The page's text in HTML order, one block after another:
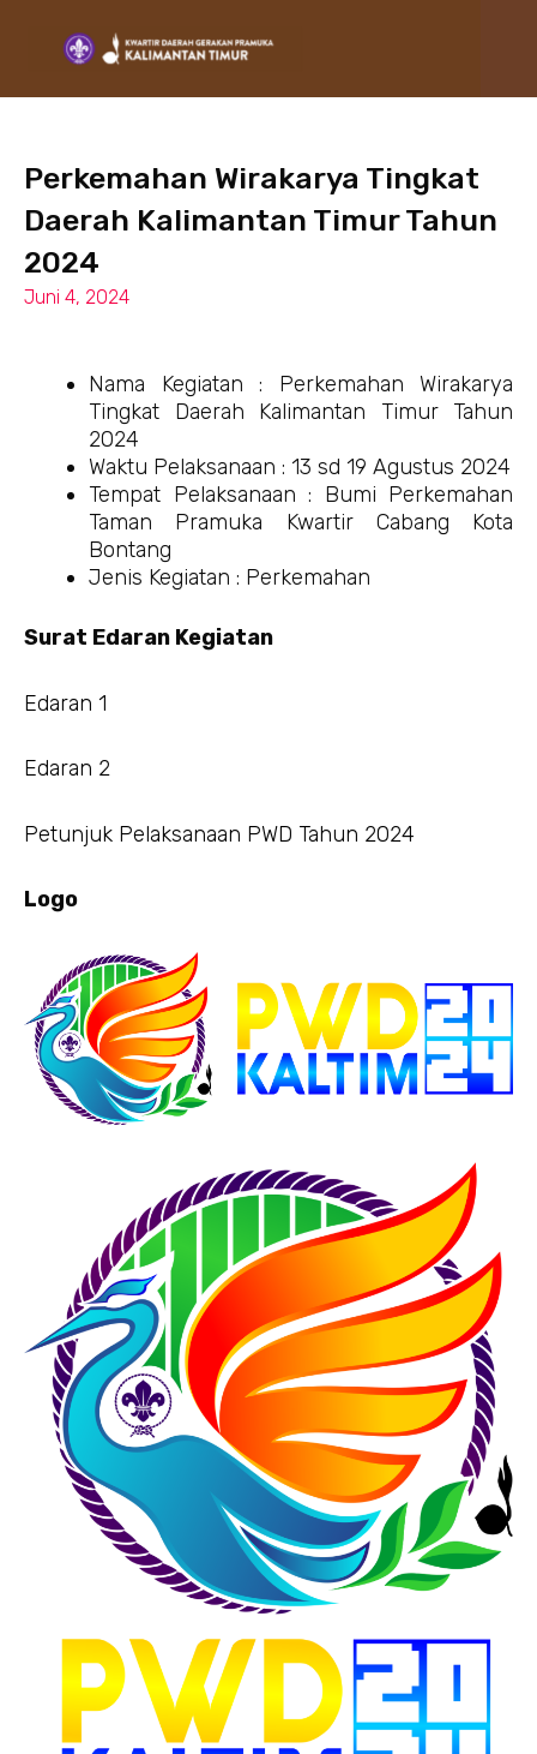
Perkemahan Wirakarya Tingkat
Daerah Kalimantan Timur Tahun
2024
Juni 4, 2024
Nama Kegiatan : Perkemahan Wirakarya
Tingkat Daerah Kalimantan Timur Tahun
2024
Waktu Pelaksanaan : 13 sd 19 Agustus 2024
Tempat Pelaksanaan : Bumi Perkemahan
Taman Pramuka Kwartir Cabang Kota
Bontang
Jenis Kegiatan : Perkemahan
Surat Edaran Kegiatan
Edaran 1
Edaran 2
Petunjuk Pelaksanaan PWD Tahun 2024
Logo